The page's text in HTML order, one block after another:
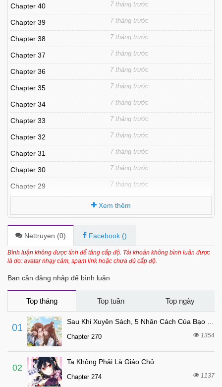
Chapter 40 7 tháng trước
Chapter 39 7 tháng trước
Chapter 38 7 tháng trước
Chapter 37 7 tháng trước
Chapter 36 7 tháng trước
Chapter 35 7 tháng trước
Chapter 34 7 tháng trước
Chapter 33 7 tháng trước
Chapter 32 7 tháng trước
Chapter 31 7 tháng trước
Chapter 30 7 tháng trước
Chapter 29 7 tháng trước
Chapter 26 7 tháng trước
Chapter 25 7 tháng trước
Chapter 24 7 tháng trước
7 tháng trước
Chapter 21 7 tháng trước
Chapter 20
Chapter 19
Chapter 18
Chapter 17 7 tháng trước
Chapter 16
Xem thêm
Nettruyen (0) Facebook ()
Bình luận không được tính để tăng cấp độ. Tài khoản không bình luận được
là do: avatar nhạy cảm, spam link hoặc chưa đủ cấp độ.
Bạn cần đăng nhập để bình luận
Top tháng Top tuần Top ngày
01
Chapter 270 1354
02
Ta Không Phải Là Giáo Chủ
Chapter 274 1137